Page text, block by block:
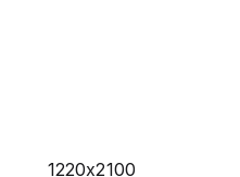
1220x2100